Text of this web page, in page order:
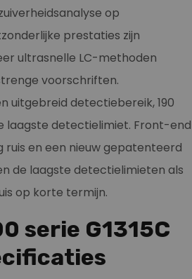
op
prestaties zijn
ultrasnelle LC-methoden
voorschriften.
uitgebreid detectiebereik, 190
laagste detectielimiet. Front-end
en een nieuw gepatenteerd
de laagste detectielimieten als
op korte termijn.
serie G1315C